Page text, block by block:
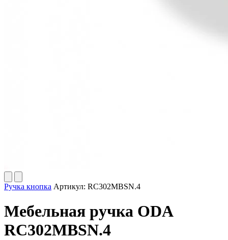
Ручка кнопка Артикул: RC302MBSN.4
Мебельная ручка ODA
RC302MBSN.4